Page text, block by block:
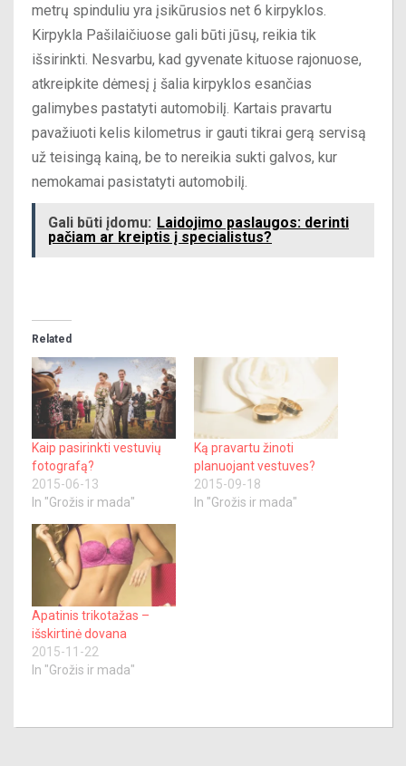
metrų spinduliu yra įsikūrusios net 6 kirpyklos.
Kirpykla Pašilaičiuose gali būti jūsų, reikia tik
išsirinkti. Nesvarbu, kad gyvenate kituose rajonuose,
atkreipkite dėmesį į šalia kirpyklos esančias
galimybes pastatyti automobilį. Kartais pravartu
pavažiuoti kelis kilometrus ir gauti tikrai gerą servisą
už teisingą kainą, be to nereikia sukti galvos, kur
nemokamai pasistatyti automobilį.
Gali būti įdomu: Laidojimo paslaugos: derinti
pačiam ar kreiptis į specialistus?
Related
Kaip pasirinkti vestuvių
fotografą?
2015-06-13
In "Grožis ir mada"
Ką pravartu žinoti
planuojant vestuves?
2015-09-18
In "Grožis ir mada"
Apatinis trikotažas –
išskirtinė dovana
2015-11-22
In "Grožis ir mada"